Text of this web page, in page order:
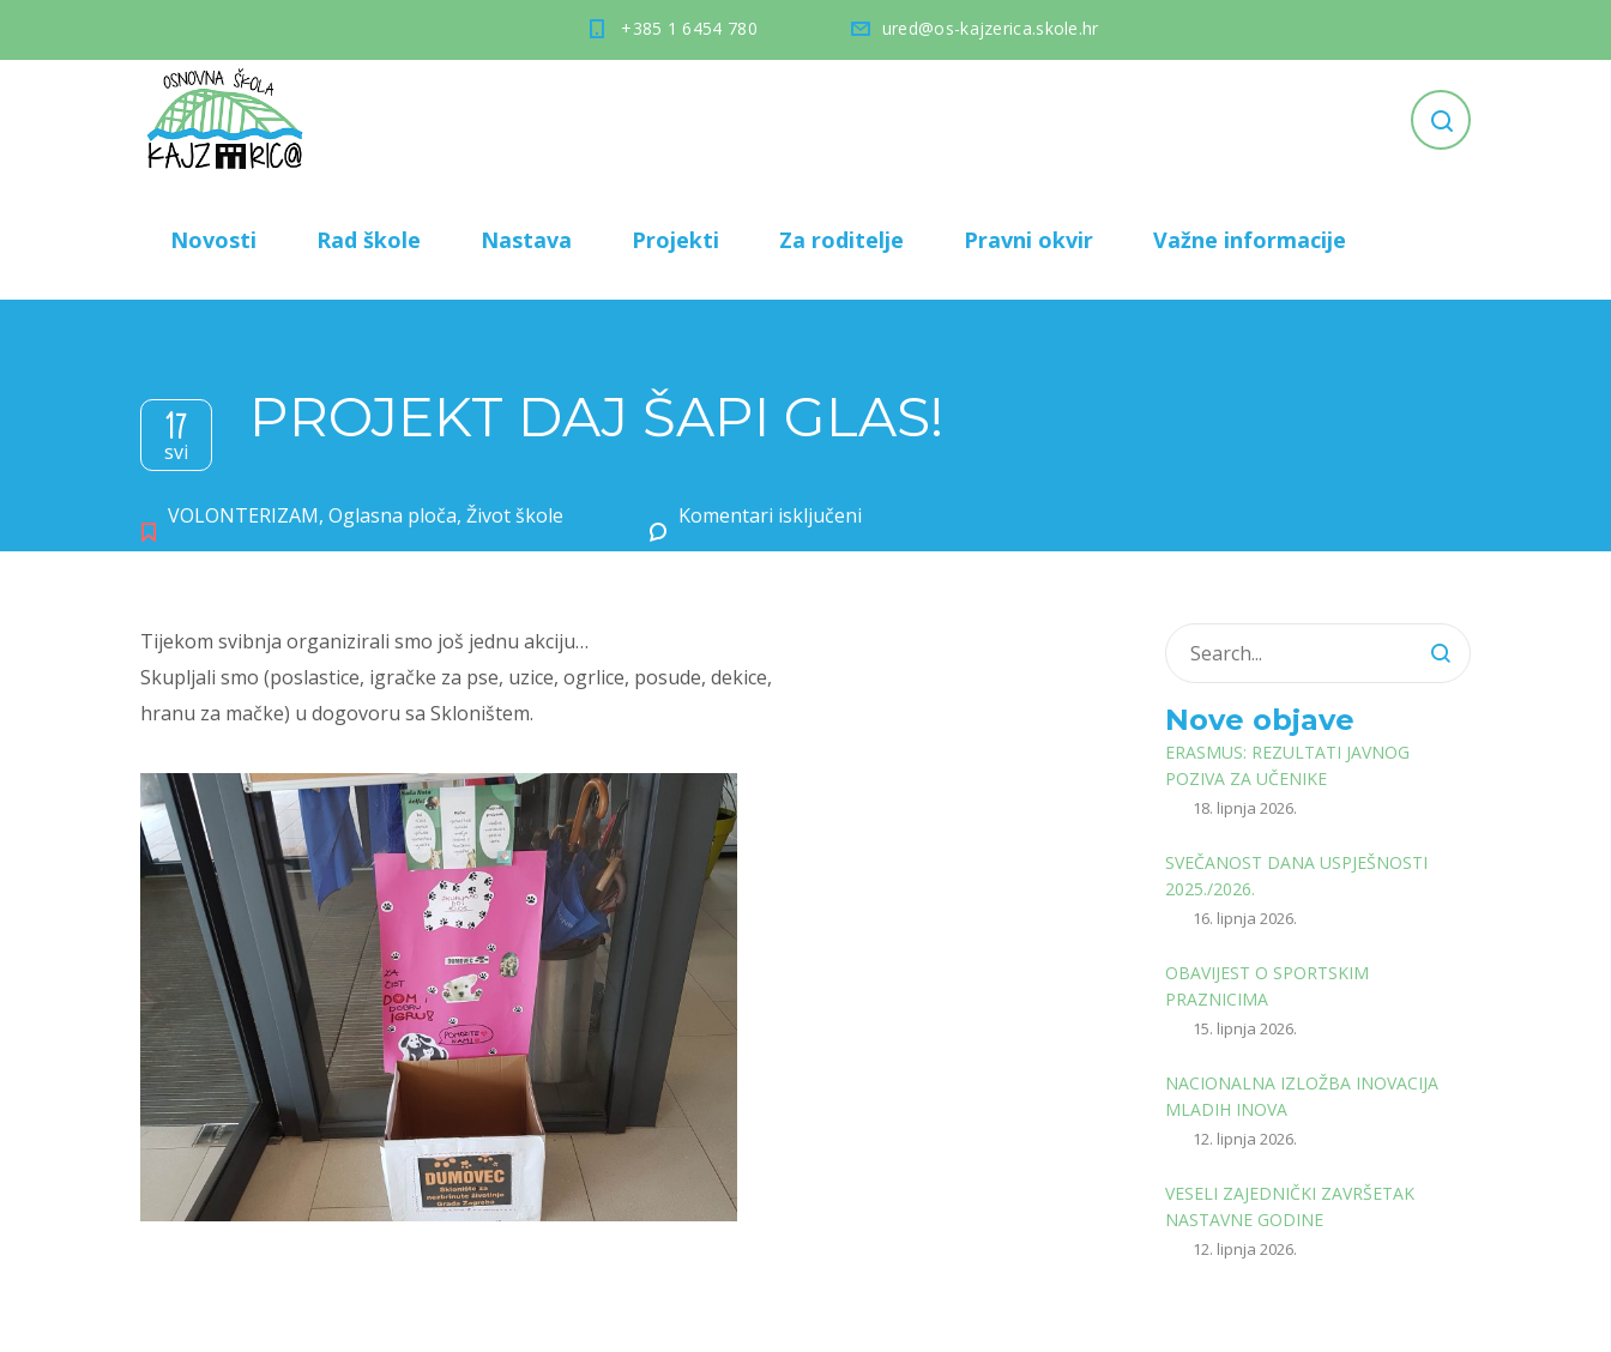
+385 1 6454 780 ured@os-kajzerica.skole.hr
Novosti Rad škole Nastava Projekti Za roditelje Pravni okvir Važne informacije
17
svi
PROJEKT DAJ ŠAPI GLAS!
VOLONTERIZAM, Oglasna ploča, Život škole Komentari isključeni
Tijekom svibnja organizirali smo još jednu akciju…
Skupljali smo (poslastice, igračke za pse, uzice, ogrlice, posude, dekice,
hranu za mačke) u dogovoru sa Skloništem.
Nove objave
ERASMUS: REZULTATI JAVNOG
POZIVA ZA UČENIKE
18. lipnja 2026.
SVEČANOST DANA USPJEŠNOSTI
2025./2026.
16. lipnja 2026.
OBAVIJEST O SPORTSKIM
PRAZNICIMA
15. lipnja 2026.
NACIONALNA IZLOŽBA INOVACIJA
MLADIH INOVA
12. lipnja 2026.
VESELI ZAJEDNIČKI ZAVRŠETAK
NASTAVNE GODINE
12. lipnja 2026.